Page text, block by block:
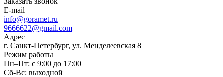
E-mail
info@goramet.ru
9666622@gmail.com
Адрес
г. Санкт-Петербург, ул. Менделеевская 8
Режим работы
Пн–Пт: с 9:00 до 17:00
Сб-Вс: выходной